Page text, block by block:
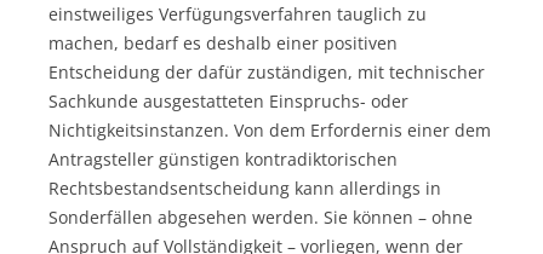
einstweiliges Verfügungsverfahren tauglich zu
machen, bedarf es deshalb einer positiven
Entscheidung der dafür zuständigen, mit technischer
Sachkunde ausgestatteten Einspruchs- oder
Nichtigkeitsinstanzen. Von dem Erfordernis einer dem
Antragsteller günstigen kontradiktorischen
Rechtsbestandsentscheidung kann allerdings in
Sonderfällen abgesehen werden. Sie können – ohne
Anspruch auf Vollständigkeit – vorliegen, wenn der